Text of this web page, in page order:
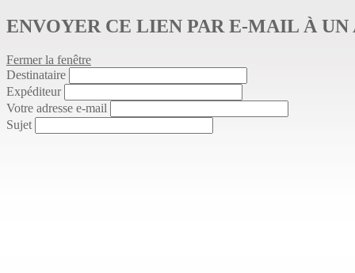
ENVOYER CE LIEN PAR E-MAIL À
Fermer la fenêtre
Destinataire
Expéditeur
Votre adresse e-mail
Sujet